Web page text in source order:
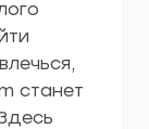
станет